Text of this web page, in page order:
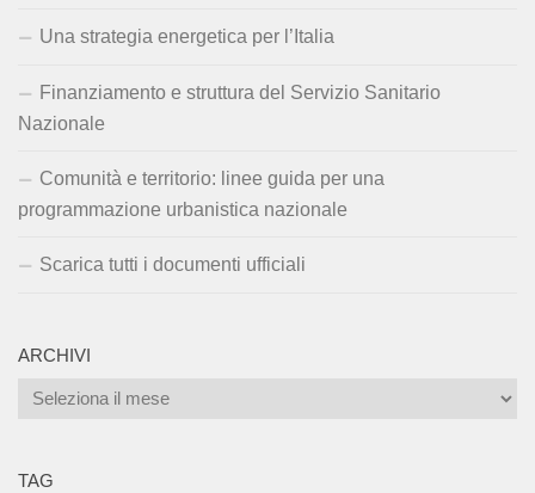
Una strategia energetica per l’Italia
Finanziamento e struttura del Servizio Sanitario
Nazionale
Comunità e territorio: linee guida per una
programmazione urbanistica nazionale
Scarica tutti i documenti ufficiali
ARCHIVI
Archivi
TAG